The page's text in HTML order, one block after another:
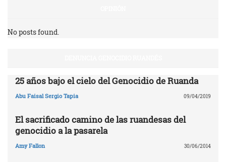
No posts found.
25 años bajo el cielo del Genocidio de Ruanda
Abu Faisal Sergio Tapia 09/04/2019
El sacrificado camino de las ruandesas del
genocidio a la pasarela
Amy Fallon 30/06/2014